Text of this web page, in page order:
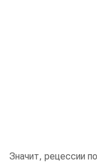
Значит, рецессии